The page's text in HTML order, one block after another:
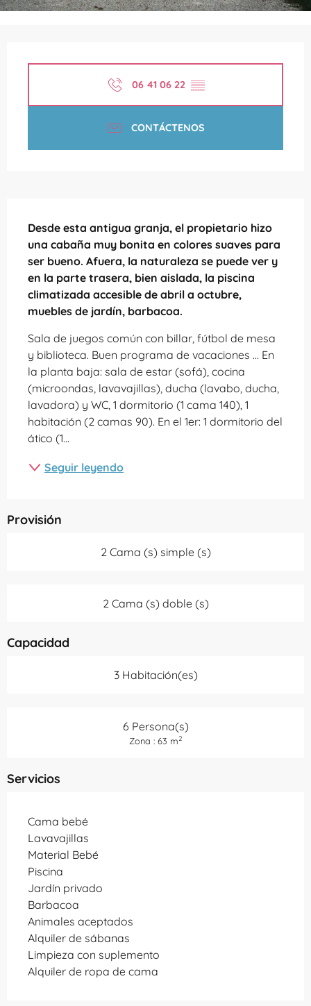
06 41 06 22 ▒▒
CONTÁCTENOS
Desde esta antigua granja, el propietario hizo
una cabaña muy bonita en colores suaves para
ser bueno. Afuera, la naturaleza se puede ver y
en la parte trasera, bien aislada, la piscina
climatizada accesible de abril a octubre,
muebles de jardín, barbacoa.
Sala de juegos común con billar, fútbol de mesa
y biblioteca. Buen programa de vacaciones ... En
la planta baja: sala de estar (sofá), cocina
(microondas, lavavajillas), ducha (lavabo, ducha,
lavadora) y WC, 1 dormitorio (1 cama 140), 1
habitación (2 camas 90). En el 1er: 1 dormitorio del
ático (1...
Seguir leyendo
Provisión
2 Cama (s) simple (s)
2 Cama (s) doble (s)
Capacidad
3 Habitación(es)
6 Persona(s)
Zona : 63 m2
Servicios
Cama bebé
Lavavajillas
Material Bebé
Piscina
Jardín privado
Barbacoa
Animales aceptados
Alquiler de sábanas
Limpieza con suplemento
Alquiler de ropa de cama